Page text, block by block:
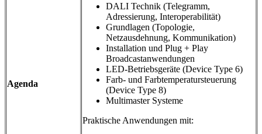
Agenda
DALI Technik (Telegramm,
Adressierung, Interoperabilität)
Grundlagen (Topologie,
Netzausdehnung, Kommunikation)
Installation und Plug + Play
Broadcastanwendungen
LED-Betriebsgeräte (Device Type 6)
Farb- und Farbtemperatursteuerung
(Device Type 8)
Multimaster Systeme
Praktische Anwendungen mit: